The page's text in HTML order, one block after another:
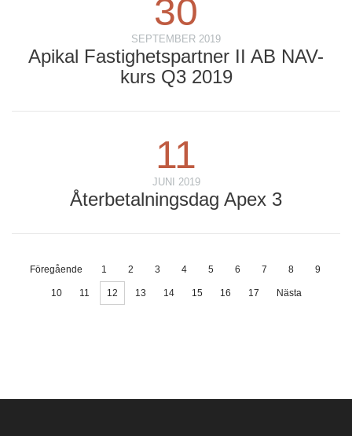
30
SEPTEMBER 2019
Apikal Fastighetspartner II AB NAV-
kurs Q3 2019
11
JUNI 2019
Återbetalningsdag Apex 3
Föregående 1 2 3 4 5 6 7 8 9
10 11 12 13 14 15 16 17 Nästa